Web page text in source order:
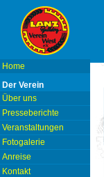
Home
Der Verein
Über uns
Presseberichte
Veranstaltungen
Fotogalerie
Anreise
Kontakt